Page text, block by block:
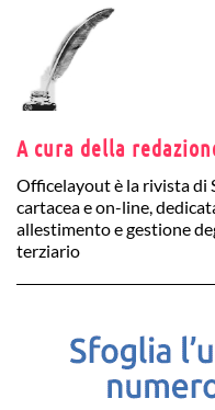
A cura della
Officelayout è la rivista di
cartacea e on-line,
allestimento e gestione
terziario